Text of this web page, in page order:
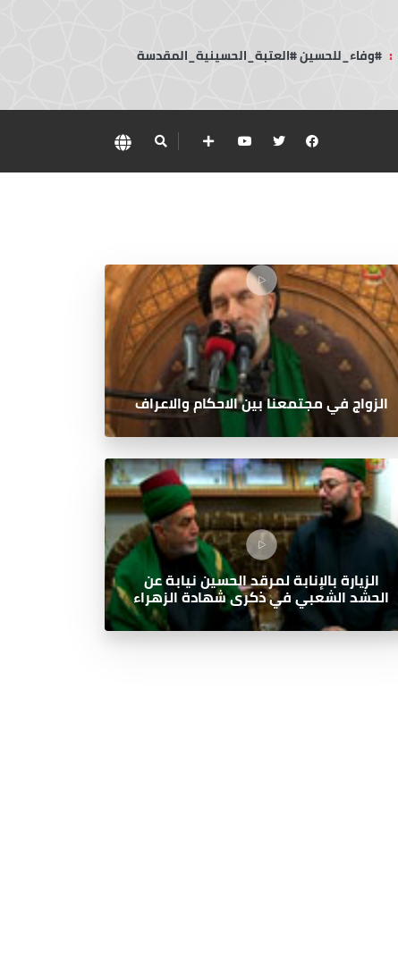
: #وفاء_للحسين #العتبة_الحسينية_المقدسة
الزواج في مجتمعنا بين الاحكام والاعراف
الزيارة بالإنابة لمرقد الحسين نيابة عن
الحشد الشعبي في ذكرى شهادة الزهراء